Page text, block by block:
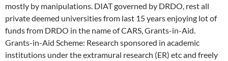
mostly by manipulations. DIAT governed by DRDO, rest all
private deemed universities from last 15 years enjoying lot of
funds from DRDO in the name of CARS, Grants-in-Aid.
Grants-in-Aid Scheme: Research sponsored in academic
institutions under the extramural research (ER) etc and freely